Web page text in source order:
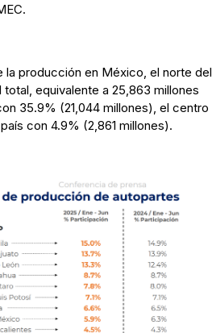
la producción en México, el norte del
equivalente a 25,863 millones
35.9% (21,044 millones), el centro
con 4.9% (2,861 millones).